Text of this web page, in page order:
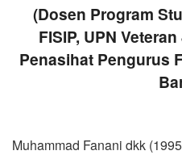
(Dosen Program
FISIP, UPN
Penasihat Pengurus
Muhammad Fanani dkk